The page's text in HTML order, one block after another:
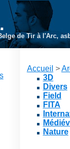
de Tir à l'Arc,
Accueil >
3D
Divers
Field
FITA
Nature